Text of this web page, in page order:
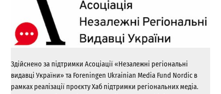
Здійснено за підтримки Асоціації «Незалежні регіональні
видавці України» та Foreningen Ukrainian Media Fund Nordic в
рамках реалізації проєкту Хаб підтримки регіональних медіа.